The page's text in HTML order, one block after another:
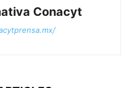
Conacyt